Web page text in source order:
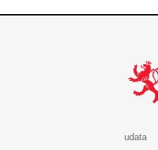
udata